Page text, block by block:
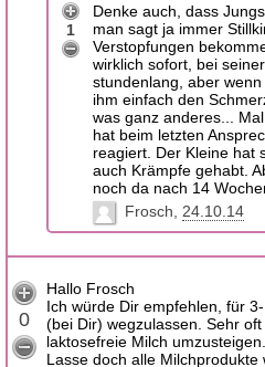
1
Denke auch, dass
man sagt ja immer
Verstopfungen
wirklich sofort, bei
stundenlang, aber
ihm einfach den
was ganz anderes...
hat beim letzten
reagiert. Der Kleine hat
auch Krämpfe gehabt.
noch da nach 14
Frosch
24.10.14
0
Hallo Frosch
Ich würde Dir empfehlen, für
(bei Dir) wegzulassen. Sehr
laktosefreie Milch umzusteigen.
Lasse doch alle